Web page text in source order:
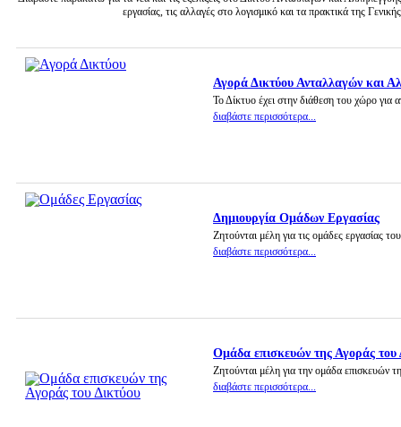
εργασίας, τις αλλαγές στο λογισμικό και τα πρακτικά της
Αγορά Δικτύου Ανταλλαγών και
Το Δίκτυο έχει στην διάθεση του χώρο για
διαβάστε περισσότερα...
Δημιουργία Ομάδων Εργασίας
Ζητούνται μέλη για τις ομάδες εργασίας
διαβάστε περισσότερα...
Ομάδα επισκευών της Αγοράς του
Ζητούνται μέλη για την ομάδα επισκευών
διαβάστε περισσότερα...